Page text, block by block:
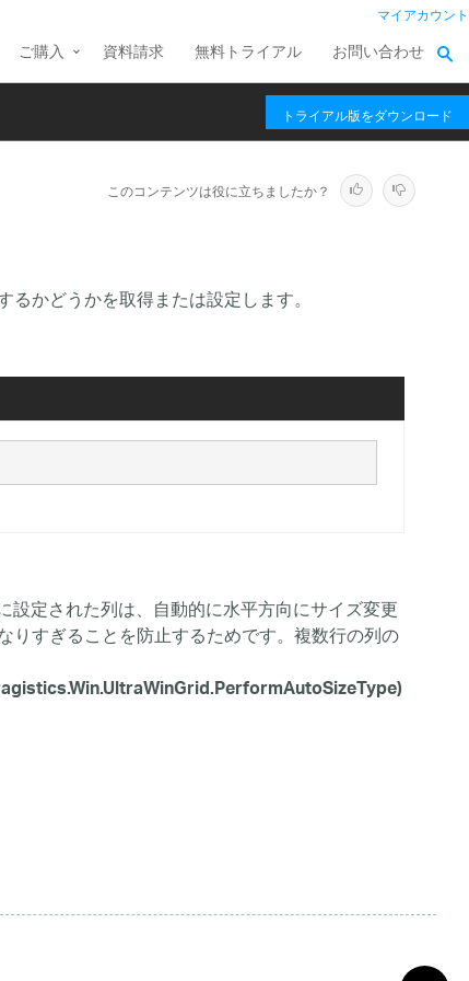
マイアカウント
ご購入 資料請求 無料トライアル お問い合わせ
トライアル版をダウンロード
このコンテンツは役に立ちましたか？
かどうかを取得または設定します。
設定された列は、自動的に水平方向にサイズ変更
すぎることを防止するためです。複数行の列の